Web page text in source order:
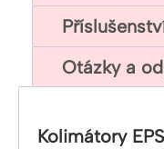
Otázky a
Kolimátory